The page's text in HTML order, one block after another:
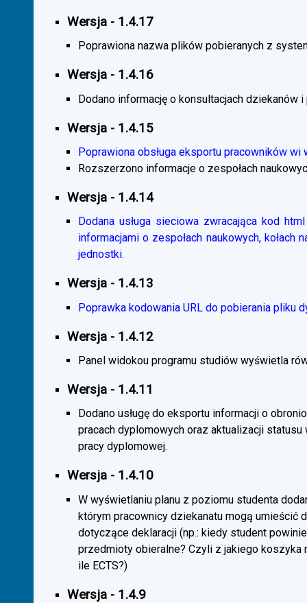
Wersja - 1.4.17
Poprawiona nazwa plików pobieranych z
Wersja - 1.4.16
Dodano informację o konsultacjach dziekanów
Wersja - 1.4.15
Poprawiona obsługa eksportu pracowników wi
Rozszerzono informacje o zespołach
Wersja - 1.4.14
Dodana usługa sieciowa zwracająca kod
informacjami o zespołach naukowych,
jednostki.
Wersja - 1.4.13
Poprawka kodowania URL do pobierania pliku
Wersja - 1.4.12
Panel widokou programu studiów wyświetla
Wersja - 1.4.11
Dodano usługę do eksportu informacji o
pracach dyplomowych oraz aktualizacji
pracy dyplomowej.
Wersja - 1.4.10
W wyświetlaniu planu z poziomu studenta
którym pracownicy dziekanatu mogą umieścić
dotyczące deklaracji (np.: kiedy student
przedmioty obieralne? Czyli z jakiego koszyka
ile ECTS?)
Wersja - 1.4.9